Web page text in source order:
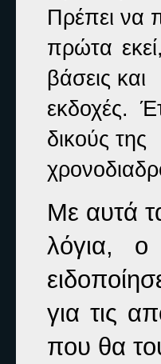
Πρέπει να
πρώτα
βάσεις και
εκδοχές.
δικούς της
Με αυτά
λόγια, ο
για τις
που θα